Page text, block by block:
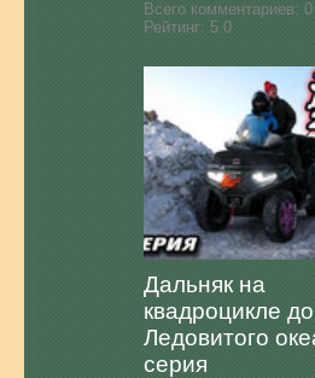
Всего комментариев: 0
Рейтинг: 5.0
Дальняк на
квадроцикле до
Ледовитого
серия